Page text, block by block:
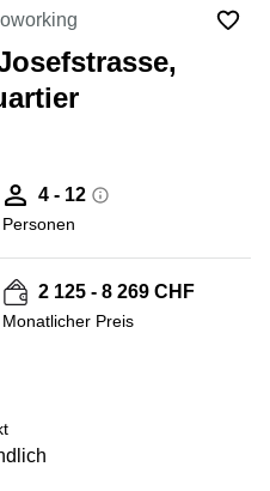
4 - 12
Personen
2 125 - 8 269 CHF
Monatlicher Preis